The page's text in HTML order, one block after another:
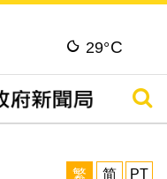
29°C
搜尋
繁
简 PT